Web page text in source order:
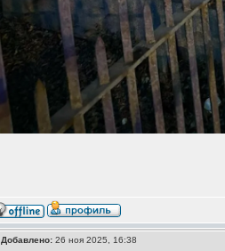
Добавлено:26 ноя 2025, 16:38